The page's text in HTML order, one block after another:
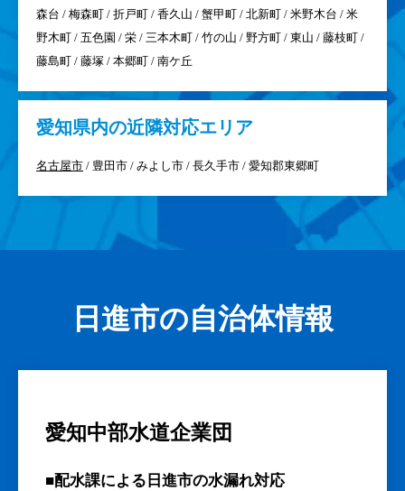
森台 / 梅森町 / 折戸町 / 香久山 / 蟹甲町 / 北新町 / 米野木台 / 米
野木町 / 五色園 / 栄 / 三本木町 / 竹の山 / 野方町 / 東山 / 藤枝町 /
藤島町 / 藤塚 / 本郷町 / 南ケ丘
愛知県内の近隣対応エリア
名古屋市 / 豊田市 / みよし市 / 長久手市 / 愛知郡東郷町
日進市の自治体情報
愛知中部水道企業団
■配水課による日進市の水漏れ対応